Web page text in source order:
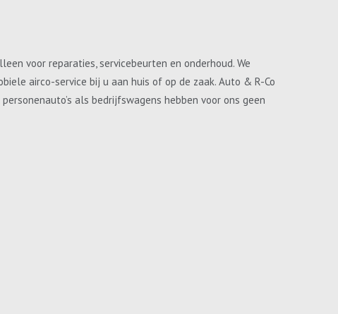
voor reparaties, servicebeurten en onderhoud. We
airco-service bij u aan huis of op de zaak. Auto & R-Co
als bedrijfswagens hebben voor ons geen